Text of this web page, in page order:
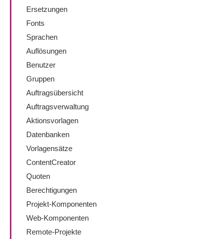
Ersetzungen
Fonts
Sprachen
Auflösungen
Benutzer
Gruppen
Auftragsübersicht
Auftragsverwaltung
Aktionsvorlagen
Datenbanken
Vorlagensätze
ContentCreator
Quoten
Berechtigungen
Projekt-Komponenten
Web-Komponenten
Remote-Projekte